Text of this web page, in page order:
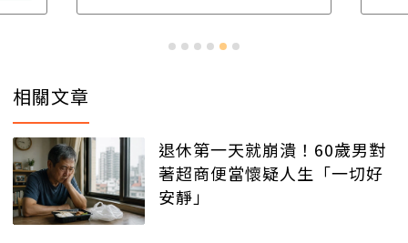
相關文章
退休第一天就崩潰！60歲男對
著超商便當懷疑人生「一切好
安靜」